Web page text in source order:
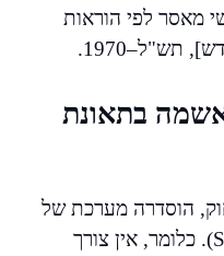
מאסר לפי הוראות
תש"ל–1970.
בתאונת
הוסדרה מערכת של
אחריות מוחלטת (Strict Liability). כלומר, אין צורך